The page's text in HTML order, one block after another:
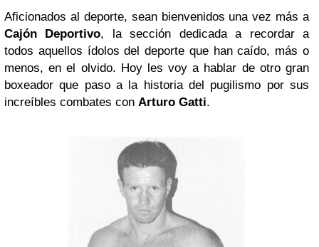
Aficionados al deporte, sean bienvenidos una vez más a
Cajón Deportivo, la sección dedicada a recordar a
todos aquellos ídolos del deporte que han caído, más o
menos, en el olvido. Hoy les voy a hablar de otro gran
boxeador que paso a la historia del pugilismo por sus
increíbles combates con Arturo Gatti.